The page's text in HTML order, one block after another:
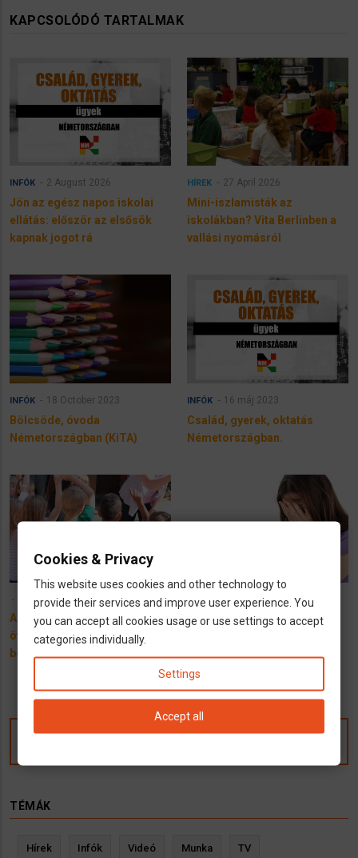
KAPCSOLÓDÓ TARTALMAK
INFÓK 2 August 2026
Jön az egész napos iskolai
ellátás: először az elsősök
kapnak jogot rá
HÍREK 27 April 2026
Mini-iszlamisták az
iskolákban? Vita Berlinben a
vallási nyomásról
INFÓK 18 October 2023
Bölcsöde, óvoda
Németországban (KiTA)
INFÓK 16 máj 2023
Család, gyerek, oktatás
Németországban.
30 December 2022
A németországi óvodások
ötödével otthon alig
beszélnek németül
18 February 2022
Kinderkrankentage,
Németországban
TÉMÁK
Hírek Infók Videó Munka TV
Cookies & Privacy
This website uses cookies and other technology to
provide their services and improve user experience. You
you can accept all cookies usage or use settings to accept
categories individually.
Settings
Accept all